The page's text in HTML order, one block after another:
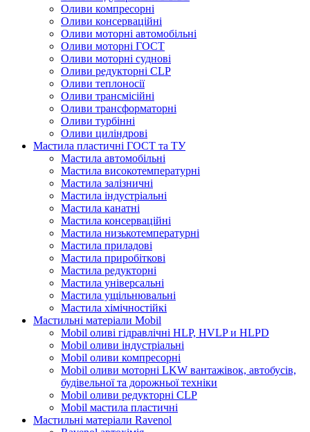
Оливи компресорні
Оливи консерваційні
Оливи моторні автомобільні
Оливи моторні ГОСТ
Оливи моторні суднові
Оливи редукторні CLP
Оливи теплоносії
Оливи трансмісійні
Оливи трансформаторні
Оливи турбінні
Оливи циліндрові
Мастила пластичні ГОСТ та ТУ
Мастила автомобільні
Мастила високотемпературні
Мастила залізничні
Мастила індустріальні
Мастила канатні
Мастила консерваційні
Мастила низькотемпературні
Мастила приладові
Мастила приробіткові
Мастила редукторні
Мастила універсальні
Мастила ущільнювальні
Мастила хімічностійкі
Мастильні матеріали Mobil
Mobil оливі гідравлічні HLP, HVLP и HLPD
Mobil оливи індустріальні
Mobil оливи компресорні
Mobil оливи моторні LKW вантажівок, автобусів,
будівельної та дорожньої техніки
Mobil оливи редукторні CLP
Mobil мастила пластичні
Мастильні матеріали Ravenol